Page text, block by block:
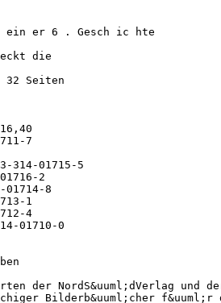
ein er 6 . Gesch ic hte
die
32 Seiten
7
314-01715-5
2
8
1
4
01710-0
der NordS&uuml;dVerlag
Bilderb&uuml;cher